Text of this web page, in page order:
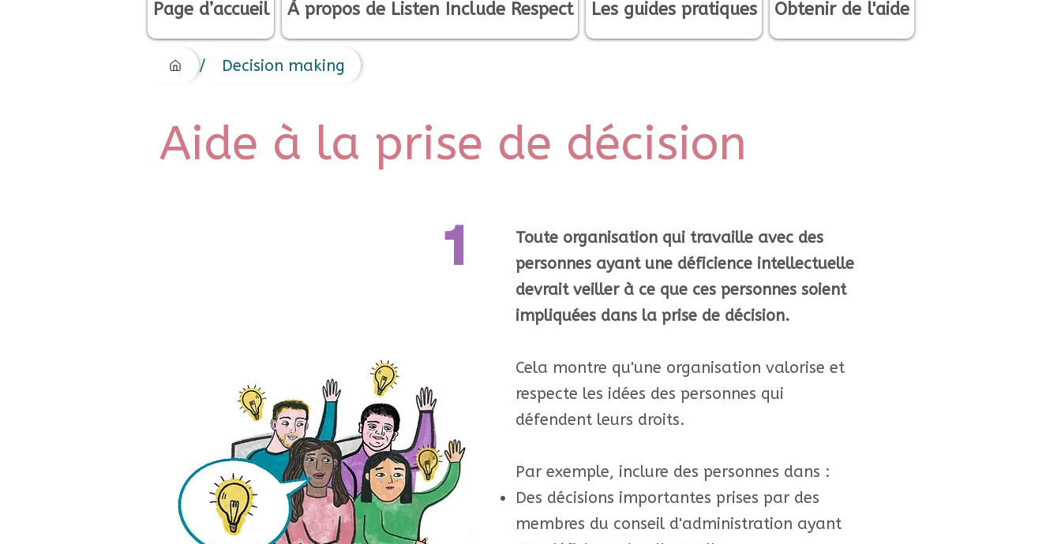
Page d’accueil À propos de Listen Include Respect Les guides pratiques Obtenir de l'aide
/ Decision making
Aide à la prise de décision
1
Toute organisation qui travaille avec des
personnes ayant une déficience intellectuelle
devrait veiller à ce que ces personnes soient
impliquées dans la prise de décision.
Cela montre qu'une organisation valorise et
respecte les idées des personnes qui
défendent leurs droits.
Par exemple, inclure des personnes dans :
Des décisions importantes prises par des
membres du conseil d'administration ayant